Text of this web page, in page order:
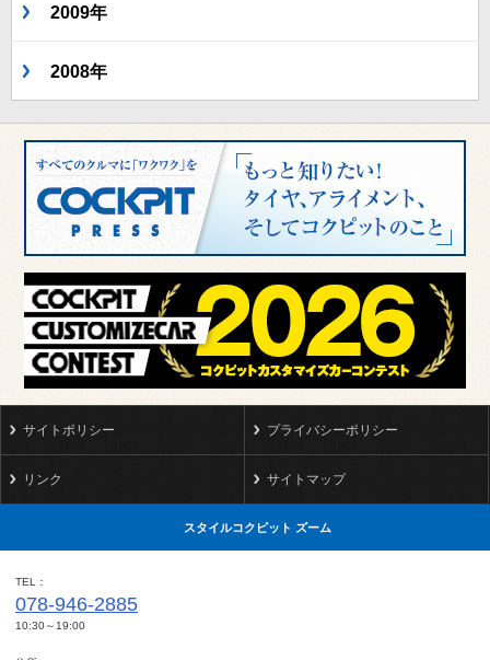
2009年
2008年
サイトポリシー プライバシーポリシー
リンク サイトマップ
スタイルコクピット ズーム
TEL
078-946-2885
10:30～19:00